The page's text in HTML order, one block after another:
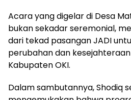
Acara yang digelar di Desa
bukan sekadar seremonial,
dari tekad pasangan JADI
perubahan dan
Kabupaten OKI.
Dalam sambutannya, Shodiq